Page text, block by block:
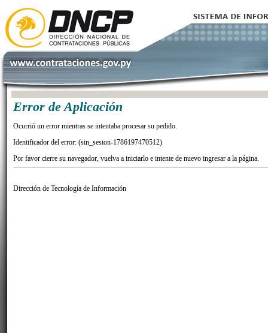
Error de Aplicación
Ocurrió un error mientras se intentaba procesar su pedido.
Identificador del error: (sin_sesion-1786197470512)
Por favor cierre su navegador, vuelva a iniciarlo e intente de nuevo ingresar a la página.
Dirección de Tecnología de Información